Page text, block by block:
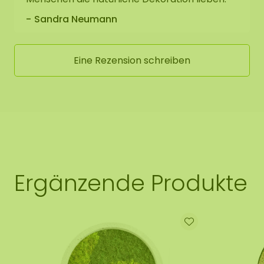
Sandra Neumann
Eine Rezension schreiben
Ergänzende Produkte